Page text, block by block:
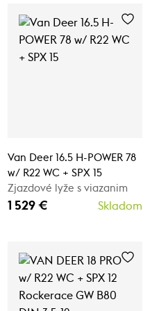
Van Deer 16.5 H-POWER 78
w/ R22 WC + SPX 15
Zjazdové lyže s viazanim
1 529 € Skladom